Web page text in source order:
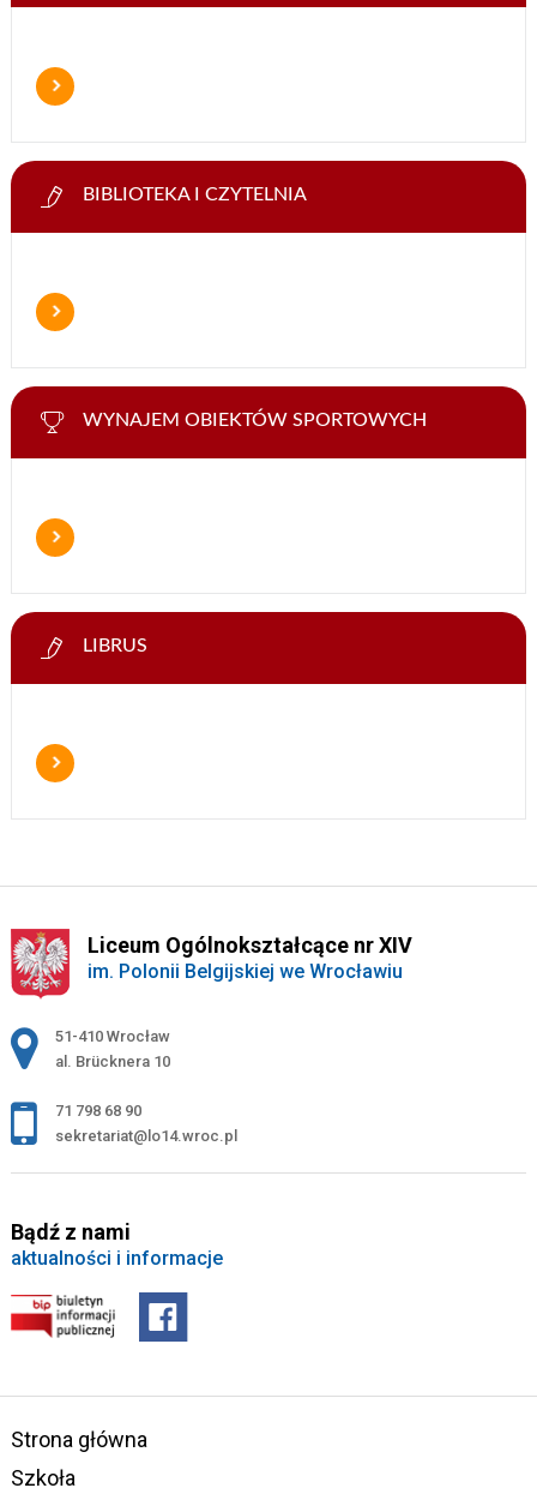
BIBLIOTEKA I CZYTELNIA
WYNAJEM OBIEKTÓW SPORTOWYCH
LIBRUS
Liceum Ogólnokształcące nr XIV
im. Polonii Belgijskiej we Wrocławiu
Adres pocztowy:
51-410 Wrocław
al. Brücknera 10
71 798 68 90
sekretariat@lo14.wroc.pl
Bądź z nami
aktualności i informacje
Strona główna
Szkoła